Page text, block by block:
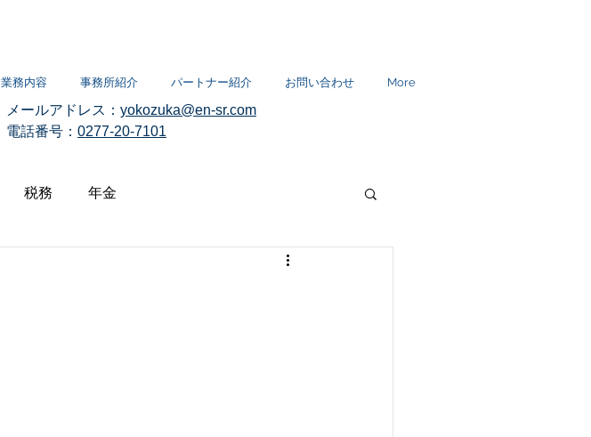
業務内容 事務所紹介 パートナー紹介 お問い合わせ More
メールアドレス： yokozuka@en-sr.com
電話番号： 0277-20-7101
税務 年金